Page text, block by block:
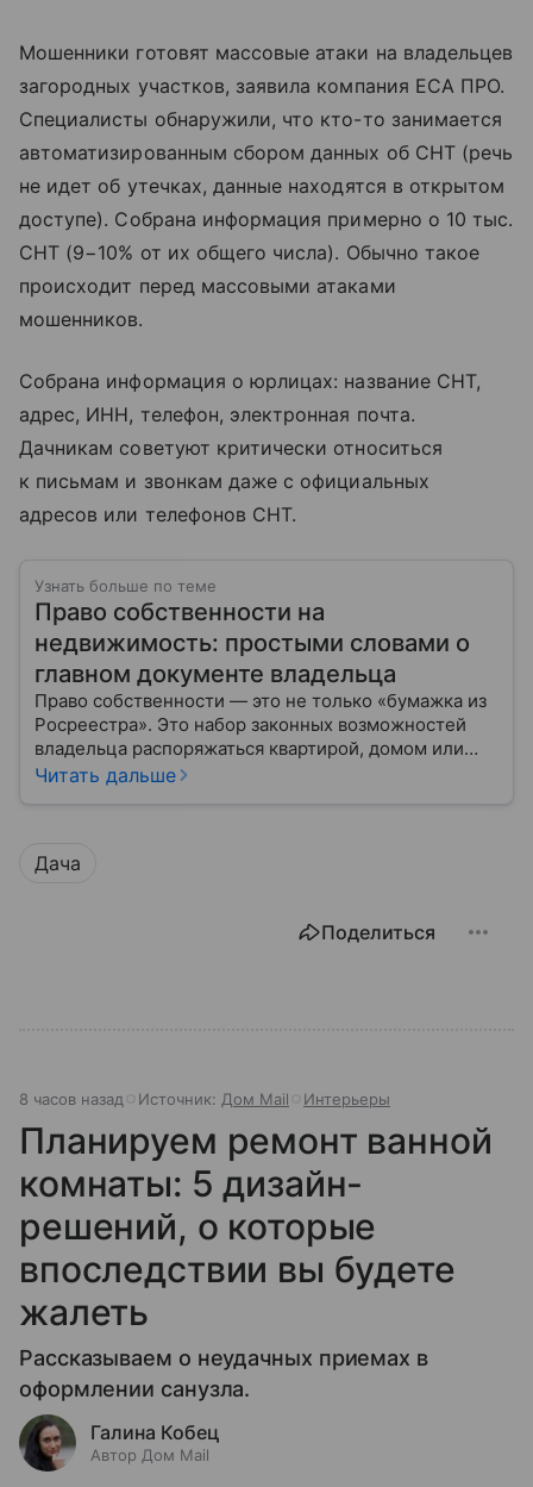
Мошенники готовят массовые атаки на владельцев
загородных участков, заявила компания ЕСА ПРО.
Специалисты обнаружили, что кто-то занимается
автоматизированным сбором данных об СНТ (речь
не идет об утечках, данные находятся в открытом
доступе). Собрана информация примерно о 10 тыс.
СНТ (9−10% от их общего числа). Обычно такое
происходит перед массовыми атаками
мошенников.
Собрана информация о юрлицах: название СНТ,
адрес, ИНН, телефон, электронная почта.
Дачникам советуют критически относиться
к письмам и звонкам даже с официальных
адресов или телефонов СНТ.
Узнать больше по теме
Право собственности на
недвижимость: простыми словами о
главном документе владельца
Право собственности — это не только «бумажка из
Росреестра». Это набор законных возможностей
владельца распоряжаться квартирой, домом или
участком: жить, сдавать, продавать, дарить,
Читать дальше
Дача
Поделиться
8 часов назад Источник: Дом Mail Интерьеры
Планируем ремонт ванной
комнаты: 5 дизайн-
решений, о которые
впоследствии вы будете
жалеть
Рассказываем о неудачных приемах в
оформлении санузла.
Галина Кобец
Автор Дом Mail